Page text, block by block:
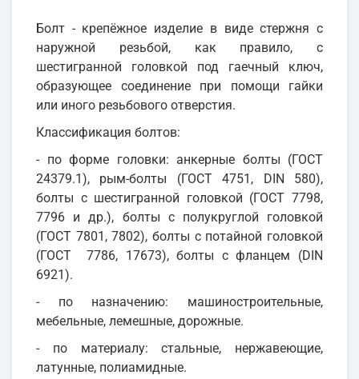
Болт - крепёжное изделие в виде стержня с
наружной резьбой, как правило, с
шестигранной головкой под гаечный ключ,
образующее соединение при помощи гайки
или иного резьбового отверстия.
Классификация болтов:
- по форме головки: анкерные болты (ГОСТ
24379.1), рым-болты (ГОСТ 4751, DIN 580),
болты с шестигранной головкой (ГОСТ 7798,
7796 и др.), болты с полукруглой головкой
(ГОСТ 7801, 7802), болты с потайной головкой
(ГОСТ 7786, 17673), болты с фланцем (DIN
6921).
- по назначению: машиностроительные,
мебельные, лемешные, дорожные.
- по материалу: стальные, нержавеющие,
латунные, полиамидные.